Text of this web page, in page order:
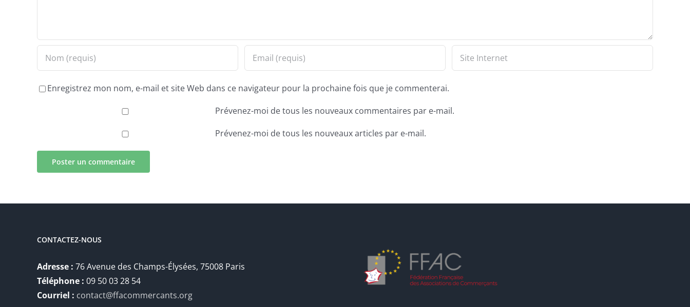
Enregistrez mon nom, e-mail et site Web dans ce navigateur pour la prochaine fois que je commenterai.
Prévenez-moi de tous les nouveaux commentaires par e-mail.
Prévenez-moi de tous les nouveaux articles par e-mail.
CONTACTEZ-NOUS
Adresse : 76 Avenue des Champs-Élysées, 75008 Paris
Téléphone : 09 50 03 28 54
Courriel : contact@ffacommercants.org